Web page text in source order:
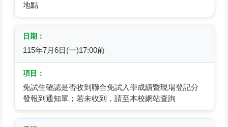
地點
115年7月6日(一)17:00前
免試生確認是否收到聯合免試入學成績暨現場登記分
發報到通知單；若未收到，請至本校網站查詢